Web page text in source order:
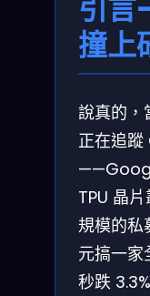
引
撞上
說真的，
正在追
TPU 晶
規模的私
元搞一
秒跌